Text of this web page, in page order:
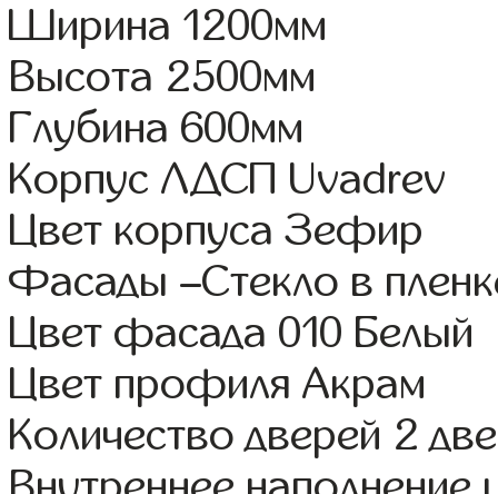
Ширина 1200мм
Высота 2500мм
Глубина 600мм
Корпус ЛДСП Uvadrev
Цвет корпуса Зефир
Фасады –Стекло в
Цвет фасада 010 Белый
Цвет профиля Акрам
Количество дверей 2